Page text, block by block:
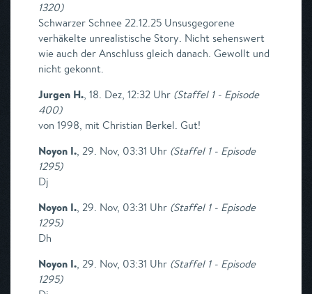
1320)
Schwarzer Schnee 22.12.25 Unsusgegorene
verhäkelte unrealistische Story. Nicht sehenswert
wie auch der Anschluss gleich danach. Gewollt und
nicht gekonnt.
Jurgen H., 18. Dez, 12:32 Uhr (Staffel 1 - Episode
400)
von 1998, mit Christian Berkel. Gut!
Noyon I., 29. Nov, 03:31 Uhr (Staffel 1 - Episode
1295)
Dj
Noyon I., 29. Nov, 03:31 Uhr (Staffel 1 - Episode
1295)
Dh
Noyon I., 29. Nov, 03:31 Uhr (Staffel 1 - Episode
1295)